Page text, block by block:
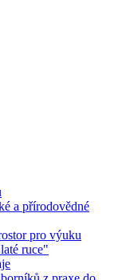
a přírodovědné
pro výuku
ruce"